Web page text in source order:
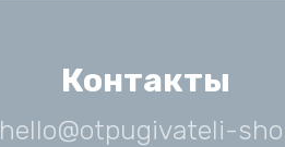
Контакты
hello@otpugivateli-